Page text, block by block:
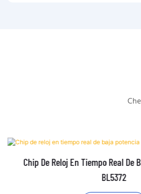
Chip De Reloj En Tiempo Real De
BL5372